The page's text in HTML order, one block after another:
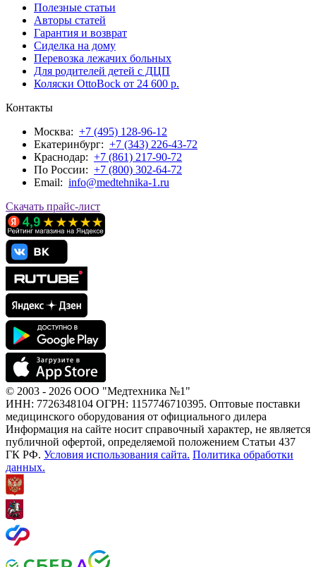
Полезные статьи
Авторы статей
Гарантия и возврат
Сиделка на дому
Перевозка лежачих больных
Для родителей детей с ДЦП
Коляски OttoBock от 24 600 р.
Контакты
Москва: +7 (495) 128-96-12
Екатеринбург: +7 (343) 226-43-72
Краснодар: +7 (861) 217-90-72
По Росcии: +7 (800) 302-64-72
Email: info@medtehnika-1.ru
Скачать прайс-лист
© 2003 - 2026 ООО "Медтехника №1"
ИНН: 7726348104 ОГРН: 1157746710395. Оптовые поставки
медицинского оборудования от официального дилера
Информация на сайте носит справочный характер, не является
публичной офертой, определяемой положением Статьи 437
ГК РФ. Условия использования сайта. Политика обработки
данных.